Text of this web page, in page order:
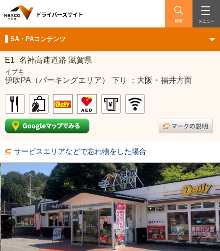
検索 メニュー
SA・PAコンテンツ
E1 名神高速道路 滋賀県
イブキ
伊吹PA（パーキングエリア） 下り ：大阪・福井方面
サービスエリアなどで忘れ物をした場合